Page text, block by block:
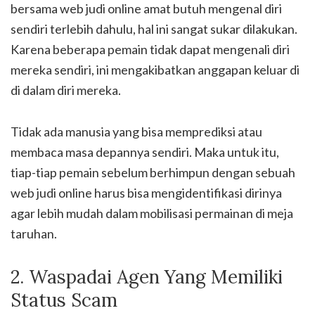
bersama web judi online amat butuh mengenal diri
sendiri terlebih dahulu, hal ini sangat sukar dilakukan.
Karena beberapa pemain tidak dapat mengenali diri
mereka sendiri, ini mengakibatkan anggapan keluar di
di dalam diri mereka.
Tidak ada manusia yang bisa memprediksi atau
membaca masa depannya sendiri. Maka untuk itu,
tiap-tiap pemain sebelum berhimpun dengan sebuah
web judi online harus bisa mengidentifikasi dirinya
agar lebih mudah dalam mobilisasi permainan di meja
taruhan.
2. Waspadai Agen Yang Memiliki
Status Scam